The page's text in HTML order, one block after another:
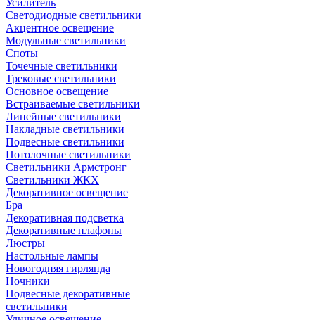
Усилитель
Светодиодные светильники
Акцентное освещение
Модульные светильники
Споты
Точечные светильники
Трековые светильники
Основное освещение
Встраиваемые светильники
Линейные светильники
Накладные светильники
Подвесные светильники
Потолочные светильники
Светильники Армстронг
Светильники ЖКХ
Декоративное освещение
Бра
Декоративная подсветка
Декоративные плафоны
Люстры
Настольные лампы
Новогодняя гирлянда
Ночники
Подвесные декоративные
светильники